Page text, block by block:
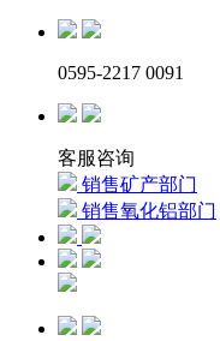
0595-2217 0091
客服咨询
销售矿产部门
销售氧化铝部门